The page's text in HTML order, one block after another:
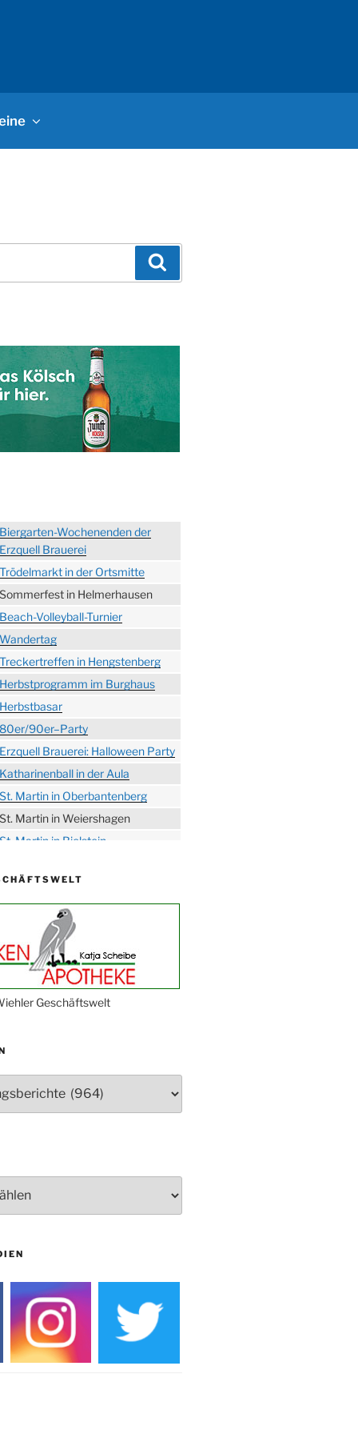
Wochenenden der
Brauerei
in der Ortsmitte
in Helmerhausen
Volleyball-Turnier
in Hengstenberg
im Burghaus
90er–Party
Brauerei: Halloween Party
in der Aula
Martin in Oberbantenberg
Martin in Weiershagen
Martin in Bielstein
der Tollitäten
Bielsteiner Männerchor
am Ehrenmal
an der
Kirche
Frauenchor
im Ev. Gemeindehaus
Burghaus
rund um die
Geschäftswelt